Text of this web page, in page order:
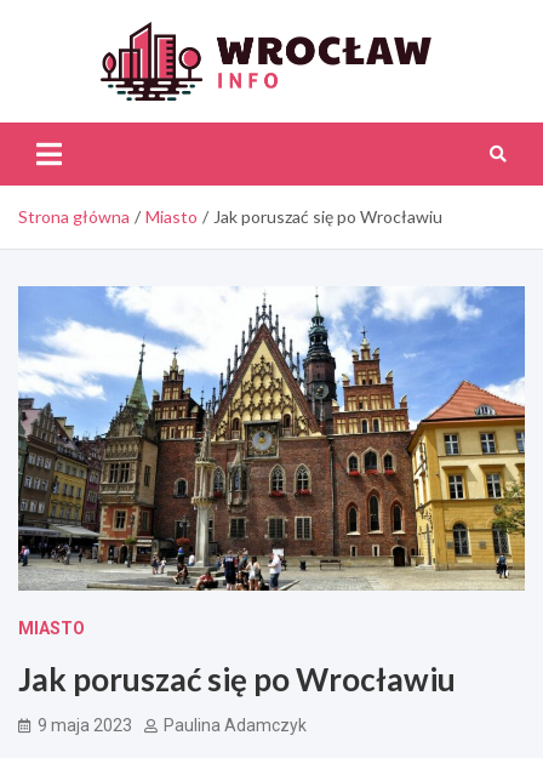
Strona główna Miasto Jak poruszać się po Wrocławiu
MIASTO
Jak poruszać się po Wrocławiu
9 maja 2023 Paulina Adamczyk